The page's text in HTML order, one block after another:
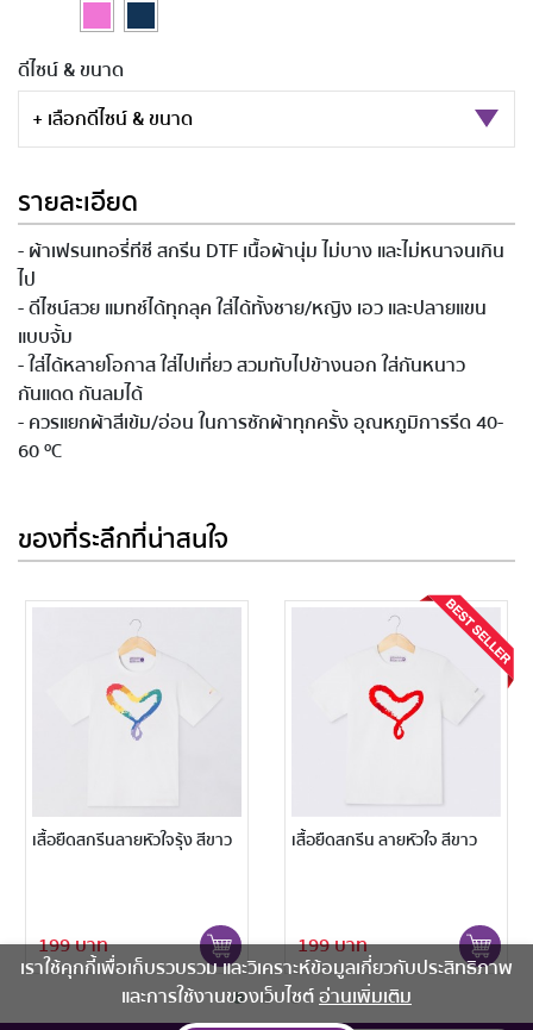
ดีไซน์ & ขนาด
+ เลือกดีไซน์ & ขนาด
รายละเอียด
- ผ้าเฟรนเทอรี่ทีซี สกรีน DTF เนื้อผ้านุ่ม ไม่บาง และไม่หนาจนเกิน
ไป
- ดีไซน์สวย แมทช์ได้ทุกลุค ใส่ได้ทั้งชาย/หญิง เอว และปลายแขน
แบบจั้ม
- ใส่ได้หลายโอกาส ใส่ไปเที่ยว สวมทับไปข้างนอก ใส่กันหนาว
กันแดด กันลมได้
- ควรแยกผ้าสีเข้ม/อ่อน ในการซักผ้าทุกครั้ง อุณหภูมิการรีด 40-
60 ºC
ของที่ระลึกที่น่าสนใจ
ยหัวใจรุ้ง สีขาว เสื้อยืดสกรีน ลายหัวใจ สีขาว
199 บาท
เสื้อยืดสกรีนหั
199 บาท
เราใช้คุกกี้เพื่อเก็บรวบรวม และวิเคราะห์ข้อมูลเกี่ยวกับประสิทธิภาพ
และการใช้งานของเว็บไซต์อ่านเพิ่มเติม